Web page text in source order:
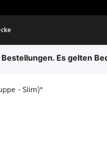
Es gelten
- Slim)*